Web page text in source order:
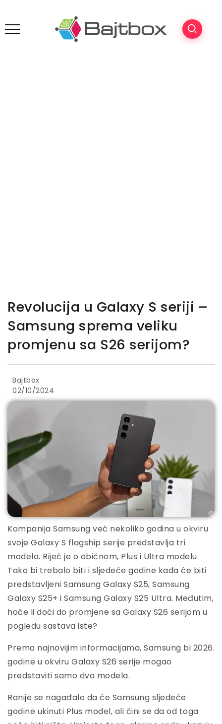
Revolucija u Galaxy S seriji –
Samsung sprema veliku
promjenu sa S26 serijom?
Bajtbox
02/10/2024
Kompanija Samsung već nekoliko godina u okviru
svoje Galaxy S flagship serije predstavlja tri
modela. Riječ je o običnom, Plus i Ultra modelu.
Tako bi trebalo biti i sljedeće godine kada će biti
predstavljeni Samsung Galaxy S25, Samsung
Galaxy S25+ i Samsung Galaxy S25 Ultra. Međutim,
hoće li doći do promjene sa Galaxy S26 serijom u
pogledu sastava iste?
Prema najnovijim informacijama, Samsung bi 2026.
godine u okviru Galaxy S26 serije mogao
predstaviti samo dva modela.
Ranije se nagađalo da će Samsung sljedeće
godine ukinuti Plus model, ali čini se da od toga